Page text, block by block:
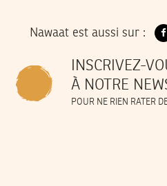
Nawaat est aussi sur :
INSCRIVEZ-
À NOTRE
POUR NE RIEN RATER